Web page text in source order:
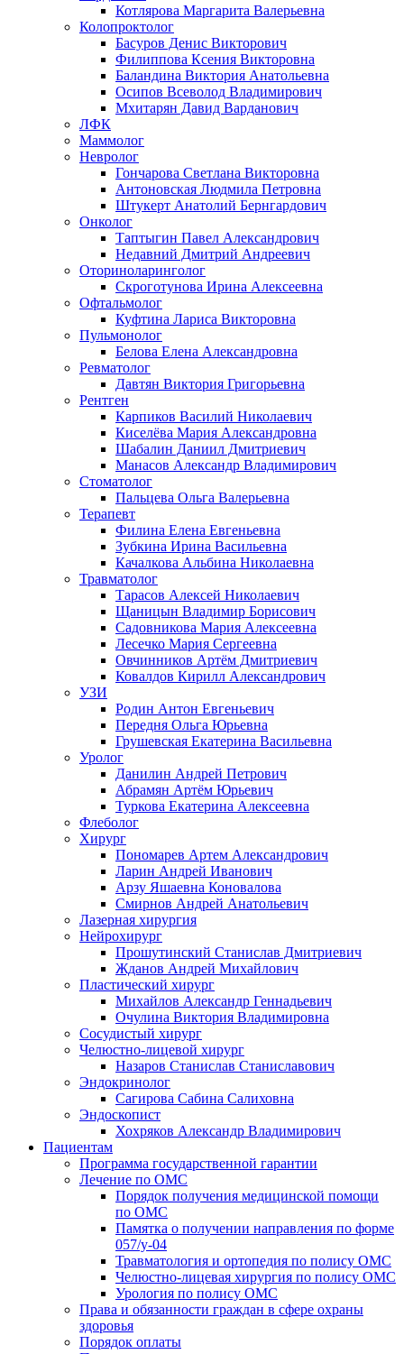
Котлярова Маргарита Валерьевна
Колопроктолог
Басуров Денис Викторович
Филиппова Ксения Викторовна
Баландина Виктория Анатольевна
Осипов Всеволод Владимирович
Мхитарян Давид Варданович
ЛФК
Маммолог
Невролог
Гончарова Светлана Викторовна
Антоновская Людмила Петровна
Штукерт Анатолий Бернгардович
Онколог
Таптыгин Павел Александрович
Недавний Дмитрий Андреевич
Оториноларинголог
Скроготунова Ирина Алексеевна
Офтальмолог
Куфтина Лариса Викторовна
Пульмонолог
Белова Елена Александровна
Ревматолог
Давтян Виктория Григорьевна
Рентген
Карпиков Василий Николаевич
Киселёва Мария Александровна
Шабалин Даниил Дмитриевич
Манасов Александр Владимирович
Стоматолог
Пальцева Ольга Валерьевна
Терапевт
Филина Елена Евгеньевна
Зубкина Ирина Васильевна
Качалкова Альбина Николаевна
Травматолог
Тарасов Алексей Николаевич
Щаницын Владимир Борисович
Садовникова Мария Алексеевна
Лесечко Мария Сергеевна
Овчинников Артём Дмитриевич
Ковалдов Кирилл Александрович
УЗИ
Родин Антон Евгеньевич
Передня Ольга Юрьевна
Грушевская Екатерина Васильевна
Уролог
Данилин Андрей Петрович
Абрамян Артём Юрьевич
Туркова Екатерина Алексеевна
Флеболог
Хирург
Пономарев Артем Александрович
Ларин Андрей Иванович
Арзу Яшаевна Коновалова
Смирнов Андрей Анатольевич
Лазерная хирургия
Нейрохирург
Прошутинский Станислав Дмитриевич
Жданов Андрей Михайлович
Пластический хирург
Михайлов Александр Геннадьевич
Очулина Виктория Владимировна
Сосудистый хирург
Челюстно-лицевой хирург
Назаров Станислав Станиславович
Эндокринолог
Сагирова Сабина Салиховна
Эндоскопист
Хохряков Александр Владимирович
Пациентам
Программа государственной гарантии
Лечение по ОМС
Порядок получения медицинской помощи
по ОМС
Памятка о получении направления по форме
057/у-04
Травматология и ортопедия по полису ОМС
Челюстно-лицевая хирургия по полису ОМС
Урология по полису ОМС
Права и обязанности граждан в сфере охраны
здоровья
Порядок оплаты